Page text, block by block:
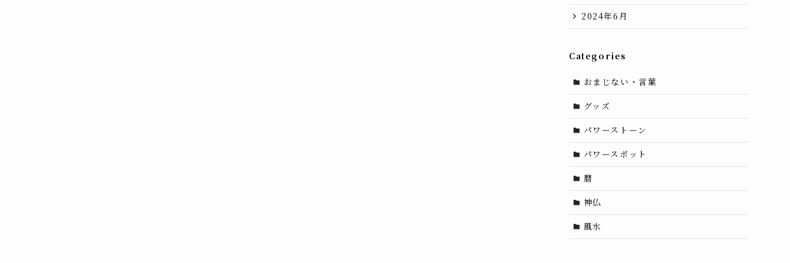
2024年6月
Categories
おまじない・言葉
グッズ
パワーストーン
パワースポット
暦
神仏
風水